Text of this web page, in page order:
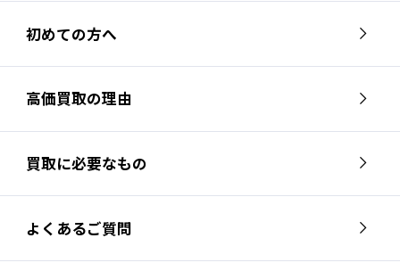
初めての方へ
高価買取の理由
買取に必要なもの
よくあるご質問